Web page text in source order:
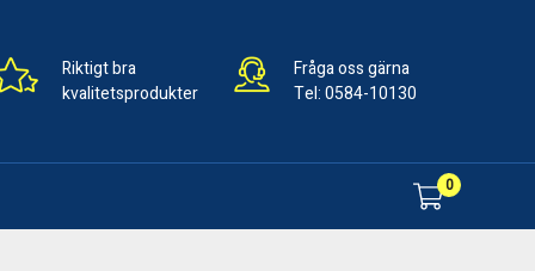
Riktigt bra
kvalitetsprodukter
Fråga oss gärna
Tel:0584-10130
0